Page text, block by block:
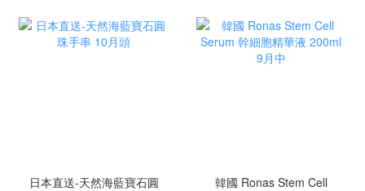
日本直送-天然海藍寶石圓
韓國 Ronas Stem Cell